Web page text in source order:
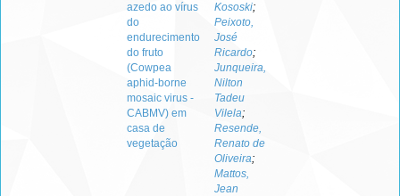
azedo ao vírus
do
endurecimento
do fruto
(Cowpea
aphid-borne
mosaic virus -
CABMV) em
casa de
vegetação
Kososki;
Peixoto,
José
Ricardo;
Junqueira,
Nilton
Tadeu
Vilela;
Resende,
Renato de
Oliveira;
Mattos,
Jean